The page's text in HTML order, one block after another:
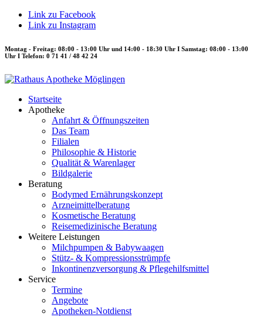
Link zu Facebook
Link zu Instagram
Montag - Freitag: 08:00 - 13:00 Uhr und 14:00 - 18:30 Uhr I Samstag: 08:00 - 13:00
Uhr I Telefon: 0 71 41 / 48 42 24
Startseite
Apotheke
Anfahrt & Öffnungszeiten
Das Team
Filialen
Philosophie & Historie
Qualität & Warenlager
Bildgalerie
Beratung
Bodymed Ernährungskonzept
Arzneimittelberatung
Kosmetische Beratung
Reisemedizinische Beratung
Weitere Leistungen
Milchpumpen & Babywaagen
Stütz- & Kompressionsstrümpfe
Inkontinenzversorgung & Pflegehilfsmittel
Service
Termine
Angebote
Apotheken-Notdienst